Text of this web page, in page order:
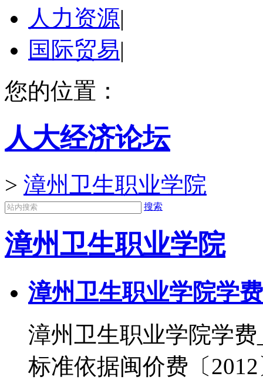
人力资源|
国际贸易|
您的位置：
人大经济论坛
> 漳州卫生职业学院
搜索
漳州卫生职业学院
漳州卫生职业学院学
漳州卫生职业学院学
标准依据闽价费〔